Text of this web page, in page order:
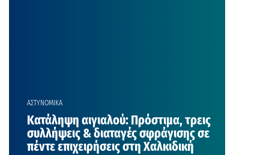
ΑΣΤΥΝΟΜΙΚΑ
Κατάληψη αιγιαλού: Πρόστιμα, τρεις
συλλήψεις & διαταγές σφράγισης σε
πέντε επιχειρήσεις στη Χαλκιδική